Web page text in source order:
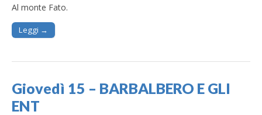
Al monte Fato.
Leggi →
Giovedì 15 – BARBALBERO E GLI
ENT